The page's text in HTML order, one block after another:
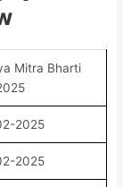
Mitra Bharti
2025
2025